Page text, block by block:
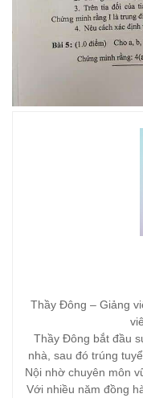
Thầy Đông – Giảng
Thầy Đông bắt đầu
nhà, sau đó trúng
Nội nhờ chuyên môn
Với nhiều năm đồng